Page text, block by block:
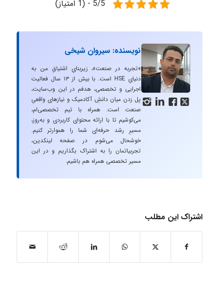
5/5 - (1 امتیاز)
   
نویسنده: سیروان شیخی
«تجربه در صنعت»، زیربنایِ اشتیاقِ من به
دنیایِ HSE است. با بیش از ۱۳ سال فعالیت
اجرایی و تخصصی، هدفم در این وب‌سایت،
پل زدن میان دانشِ آکادمیک و نیازهای واقعیِ
صنعت است. همراه با تیم تخصصی‌ام،
می‌کوشیم تا با ارائه محتوای کاربردی و به‌روز،
مسیرِ رشد حرفه‌ای شما را هموارتر کنیم.
خوشحال می‌شوم در صفحه لینکدین،
تجربیاتمان را به اشتراک بگذاریم و در این
مسیر تخصصی همراه هم باشیم.
اشتراک این مطلب